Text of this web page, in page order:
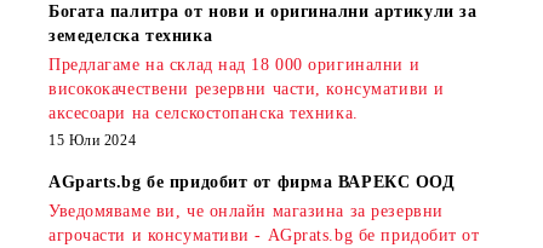
Богата палитра от нови и оригинални артикули за
земеделска техника
Предлагаме на склад над 18 000 оригинални и
висококачествени резервни части, консумативи и
аксесоари на селскостопанска техника.
15 Юли 2024
AGparts.bg бе придобит от фирма ВАРЕКС ООД
Уведомяваме ви, че онлайн магазина за резервни
агрочасти и консумативи - AGprats.bg бе придобит от